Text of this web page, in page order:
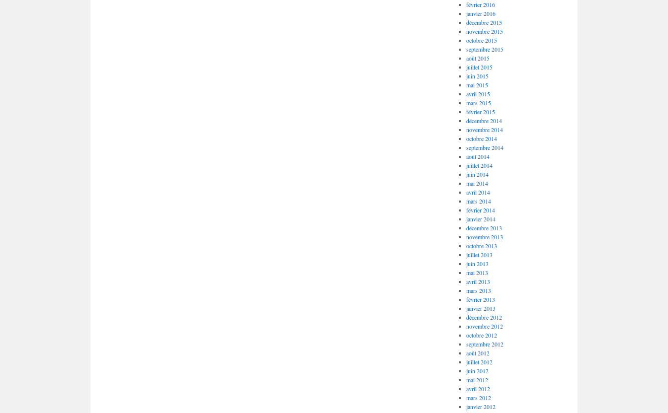
février 2016
janvier 2016
décembre 2015
novembre 2015
octobre 2015
septembre 2015
août 2015
juillet 2015
juin 2015
mai 2015
avril 2015
mars 2015
février 2015
décembre 2014
novembre 2014
octobre 2014
septembre 2014
août 2014
juillet 2014
juin 2014
mai 2014
avril 2014
mars 2014
février 2014
janvier 2014
décembre 2013
novembre 2013
octobre 2013
juillet 2013
juin 2013
mai 2013
avril 2013
mars 2013
février 2013
janvier 2013
décembre 2012
novembre 2012
octobre 2012
septembre 2012
août 2012
juillet 2012
juin 2012
mai 2012
avril 2012
mars 2012
janvier 2012